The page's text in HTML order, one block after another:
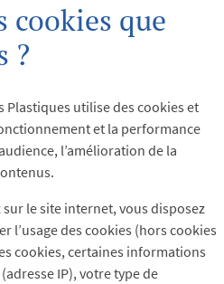
cookies que
?
Plastiques utilise des cookies et
et la performance
l’amélioration de la
le site internet, vous disposez
l’usage des cookies (hors cookies
cookies, certaines informations
IP), votre type de